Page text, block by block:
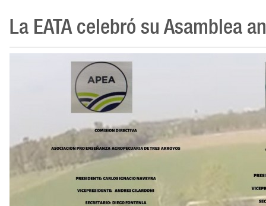
La EATA celebró su Asamblea